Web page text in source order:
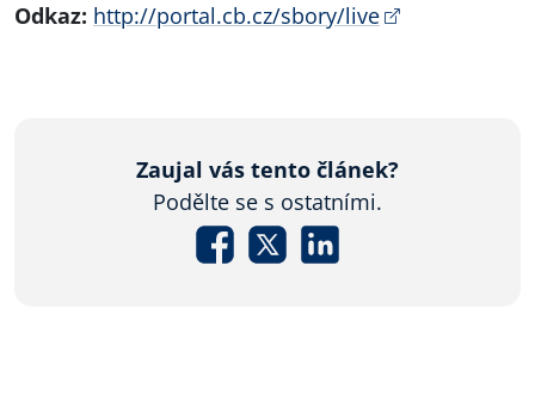
Odkaz: http://portal.cb.cz/sbory/live
Zaujal vás tento článek?
Podělte se s ostatními.